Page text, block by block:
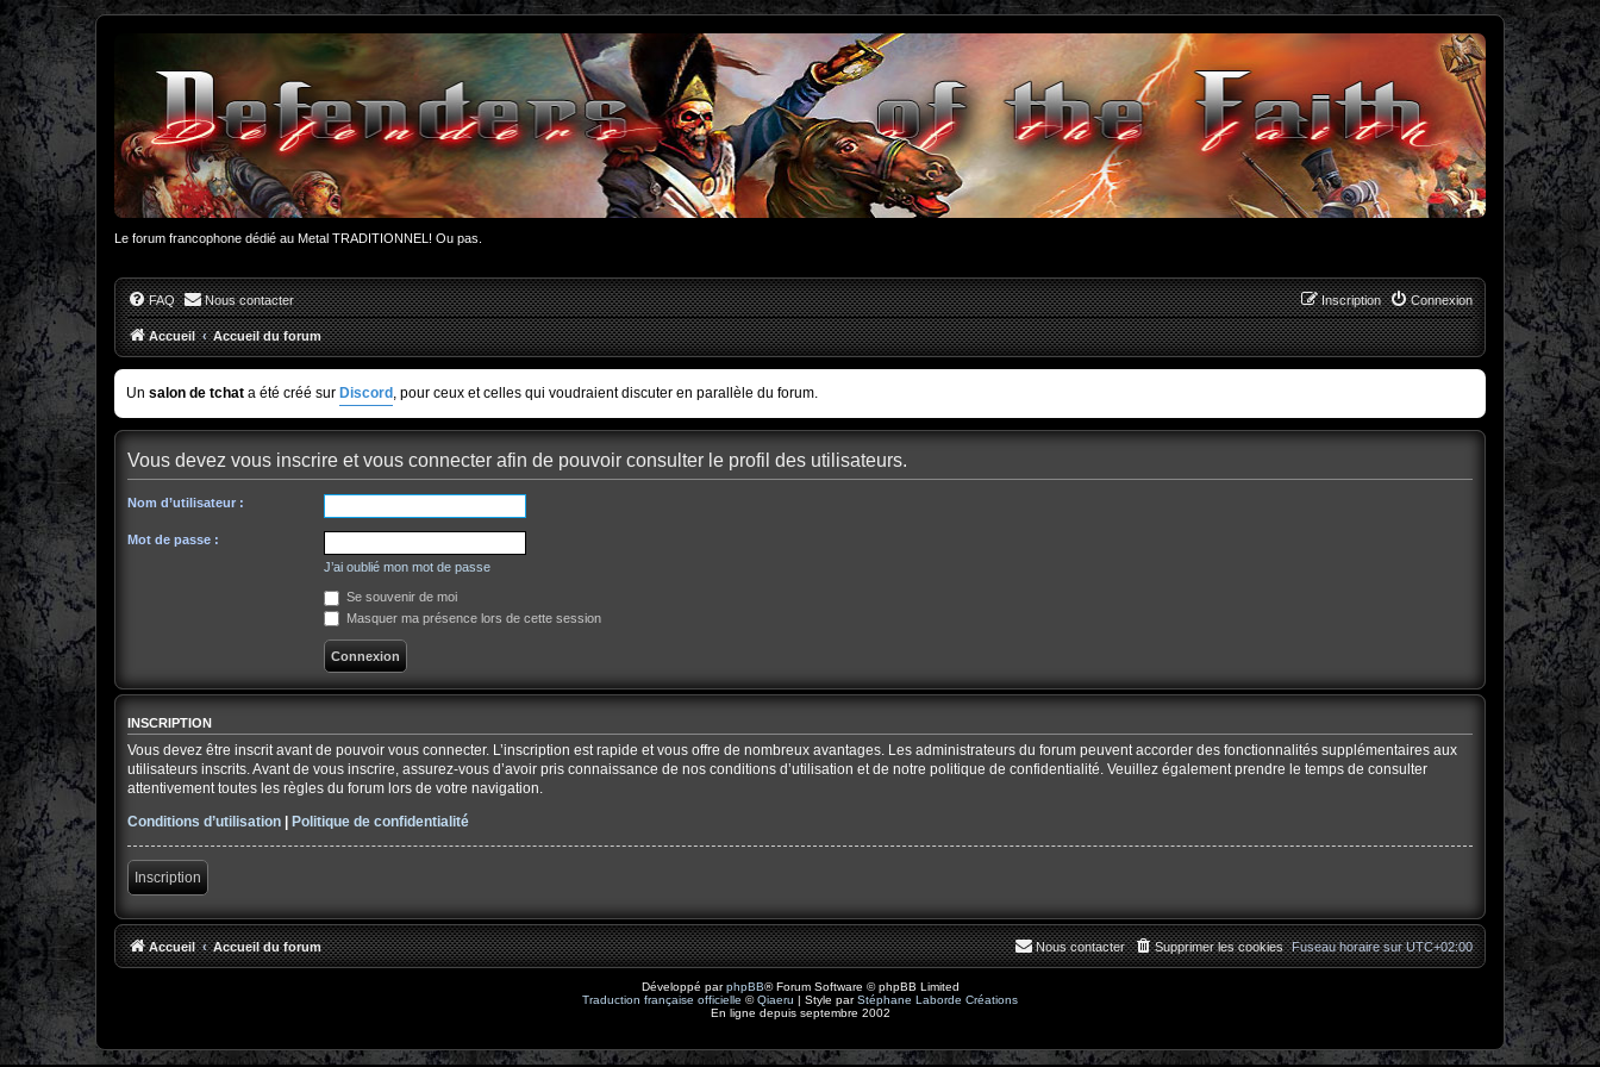
Le forum francophone dédié au Metal TRADITIONNEL! Ou pas.
FAQ Nous contacter Connexion
Inscription
Accueil Accueil du forum
Un salon de tchat a été créé sur Discord , pour ceux et celles qui voudraient discuter en parallèle du forum.
Vous devez vous inscrire et vous connecter afin de pouvoir consulter le profil des utilisateurs.
Nom d’utilisateur :
Mot de passe :
J’ai oublié mon mot de passe
Se souvenir de moi
Masquer ma présence lors de cette session
INSCRIPTION
Vous devez être inscrit avant de pouvoir vous connecter. L’inscription est rapide et vous offre de nombreux avantages. Les administrateurs du forum peuvent accorder des fonctionnalités supplémentaires aux
utilisateurs inscrits. Avant de vous inscrire, assurez-vous d’avoir pris connaissance de nos conditions d’utilisation et de notre politique de confidentialité. Veuillez également prendre le temps de consulter
attentivement toutes les règles du forum lors de votre navigation.
Conditions d’utilisation
Politique de confidentialité
Inscription
Accueil Accueil du forum Fuseau horaire surUTC+02:00
Supprimer les cookies
Nous contacter
Développé parphpBB® Forum Software © phpBB Limited
Traduction française officielle ©Qiaeru | Style parStéphane Laborde Créations
En ligne depuis septembre 2002